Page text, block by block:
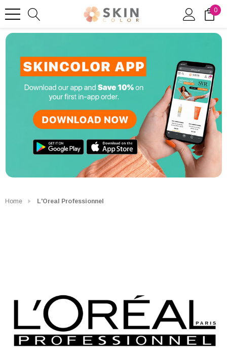
0
Home L'Oreal Professionnel